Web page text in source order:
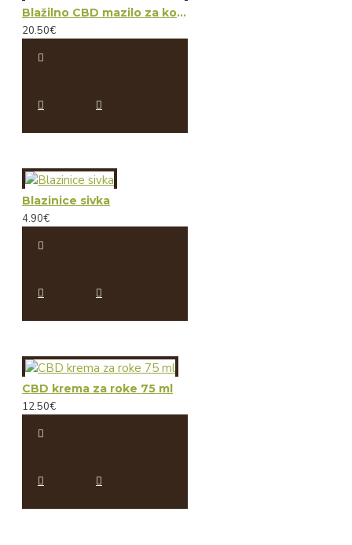
Blažilno CBD mazilo za kožo 50 ml
20.50€
Blazinice sivka
4.90€
CBD krema za roke 75 ml
12.50€